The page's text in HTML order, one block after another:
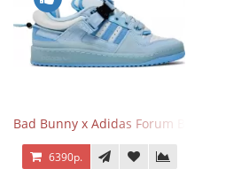
Bad Bunny x Adidas Forum Buckle Low
6390р.